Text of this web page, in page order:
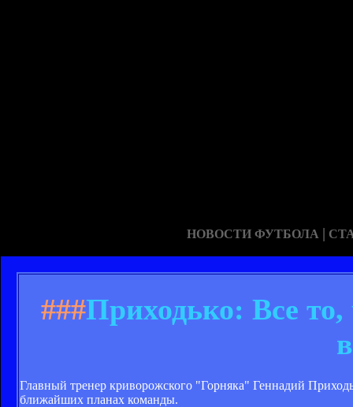
НОВОСТИ ФУТБОЛА |
###Приходько: Все то,
Главный тренер криворожского "Горняка" Геннадий
ближайших планах команды.